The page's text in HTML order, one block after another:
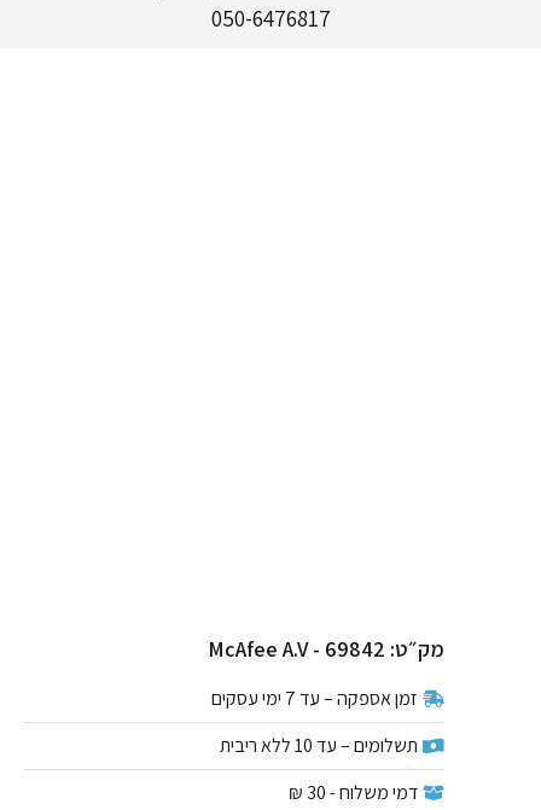
050-6476817
מק״ט: McAfee A.V - 69842
זמן אספקה – עד 7 ימי עסקים
תשלומים – עד 10 ללא ריבית
דמי משלוח - 30 ₪